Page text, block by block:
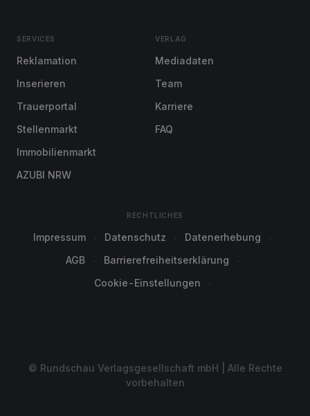
SERVICES
Reklamation
Inserieren
Trauerportal
Stellenmarkt
Immobilienmarkt
AZUBI NRW
VERLAG
Mediadaten
Team
Karriere
FAQ
RECHTLICHES
Impressum Datenschutz
Datenerhebung
AGB
Barrierefreiheitserklärung
Cookie-Einstellungen
© Rundschau Verlagsgesellschaft mbH | Alle Rechte
vorbehalten